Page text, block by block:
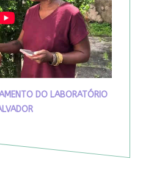
DO LABORATÓRIO